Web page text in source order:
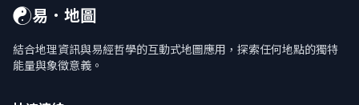
☯易．地圖
結合地理資訊與易經哲學的互動式地圖應用，探索任何地點的獨特
能量與象徵意義。